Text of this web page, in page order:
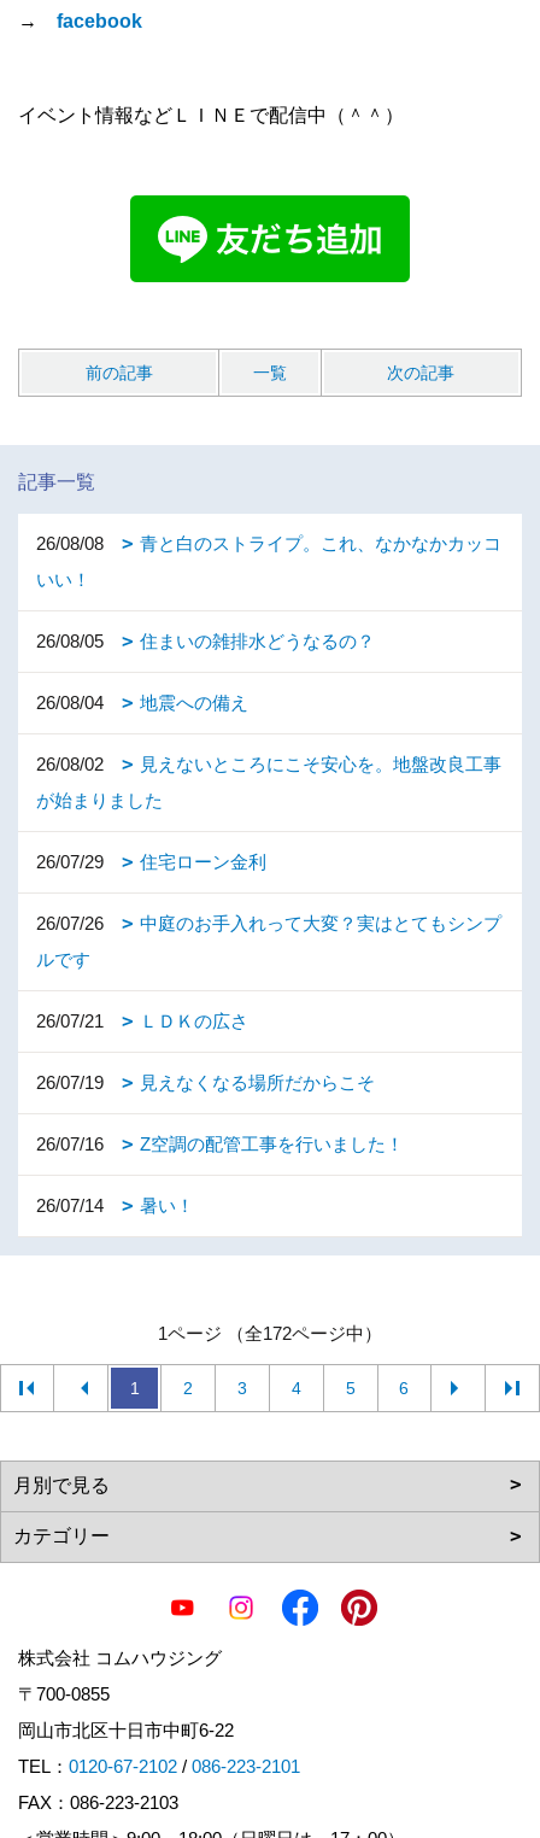
→ facebook
イベント情報などＬＩＮＥで配信中（＾＾）
前の記事 一覧 次の記事
記事一覧
26/08/08
青と白のストライプ。これ、なかなかカッコ
いい！
26/08/05 住まいの雑排水どうなるの？
26/08/04 地震への備え
26/08/02
見えないところにこそ安心を。地盤改良工事
が始まりました
26/07/29 住宅ローン金利
26/07/26
中庭のお手入れって大変？実はとてもシンプ
ルです
26/07/21 ＬＤＫの広さ
26/07/19 見えなくなる場所だからこそ
26/07/16 Z空調の配管工事を行いました！
26/07/14 暑い！
1ページ （全172ページ中）
1 2 3 4 5 6
株式会社 コムハウジング
〒700-0855
岡山市北区十日市中町6-22
TEL： 0120-67-2102 / 086-223-2101
FAX：086-223-2103